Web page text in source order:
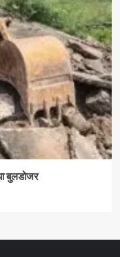
बुलडोजर